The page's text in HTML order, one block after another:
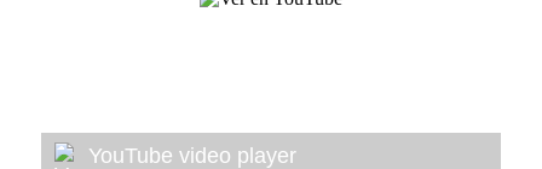
YouTube video player